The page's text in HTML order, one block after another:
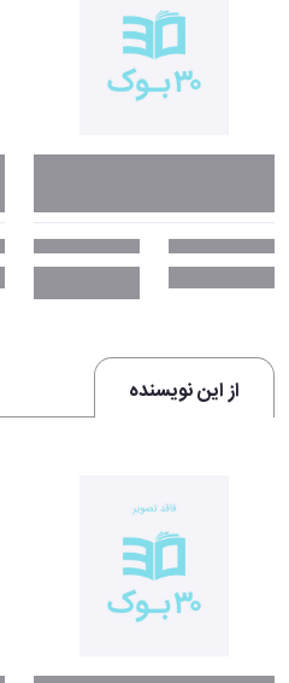
از این نویسنده